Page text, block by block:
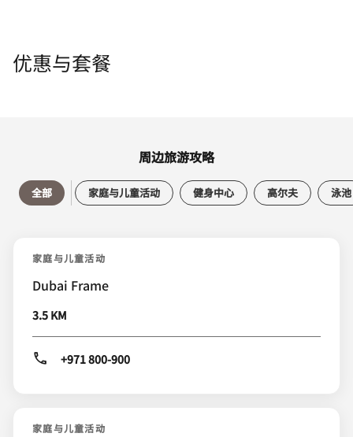
优惠与套餐
周边旅游攻略
全部 家庭与儿童活动 健身中心 高尔夫 泳池
家庭与儿童活动
Dubai Frame
3.5 KM
+971 800-900
家庭与儿童活动